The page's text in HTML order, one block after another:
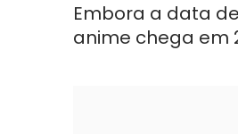
Embora a data
anime chega em